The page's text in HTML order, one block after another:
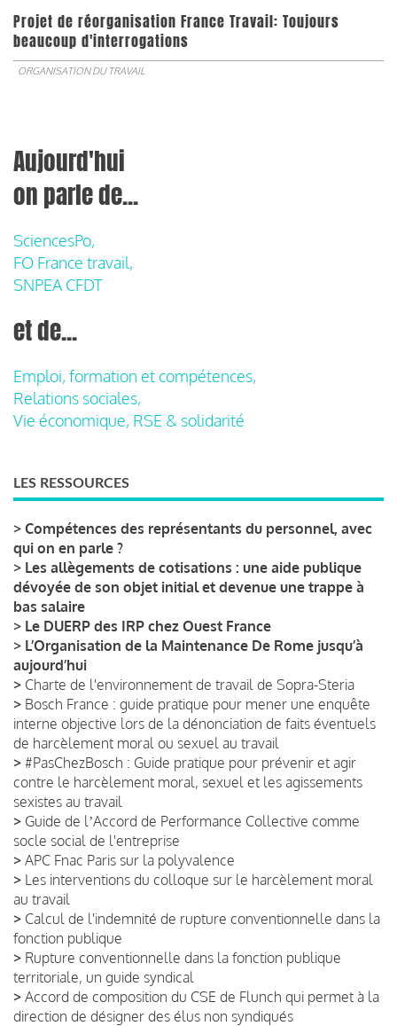
Projet de réorganisation France Travail: Toujours
beaucoup d'interrogations
ORGANISATION DU TRAVAIL
Aujourd'hui
on parle de...
SciencesPo,
FO France travail,
SNPEA CFDT
et de...
Emploi, formation et compétences,
Relations sociales,
Vie économique, RSE & solidarité
LES RESSOURCES
> Compétences des représentants du personnel, avec
qui on en parle ?
> Les allègements de cotisations : une aide publique
dévoyée de son objet initial et devenue une trappe à
bas salaire
> Le DUERP des IRP chez Ouest France
> L’Organisation de la Maintenance De Rome jusqu’à
aujourd’hui
> Charte de l'environnement de travail de Sopra-Steria
> Bosch France : guide pratique pour mener une enquête
interne objective lors de la dénonciation de faits éventuels
de harcèlement moral ou sexuel au travail
> #PasChezBosch : Guide pratique pour prévenir et agir
contre le harcèlement moral, sexuel et les agissements
sexistes au travail
> Guide de lʼAccord de Performance Collective comme
socle social de l'entreprise
> APC Fnac Paris sur la polyvalence
> Les interventions du colloque sur le harcèlement moral
au travail
> Calcul de l'indemnité de rupture conventionnelle dans la
fonction publique
> Rupture conventionnelle dans la fonction publique
territoriale, un guide syndical
> Accord de composition du CSE de Flunch qui permet à la
direction de désigner des élus non syndiqués